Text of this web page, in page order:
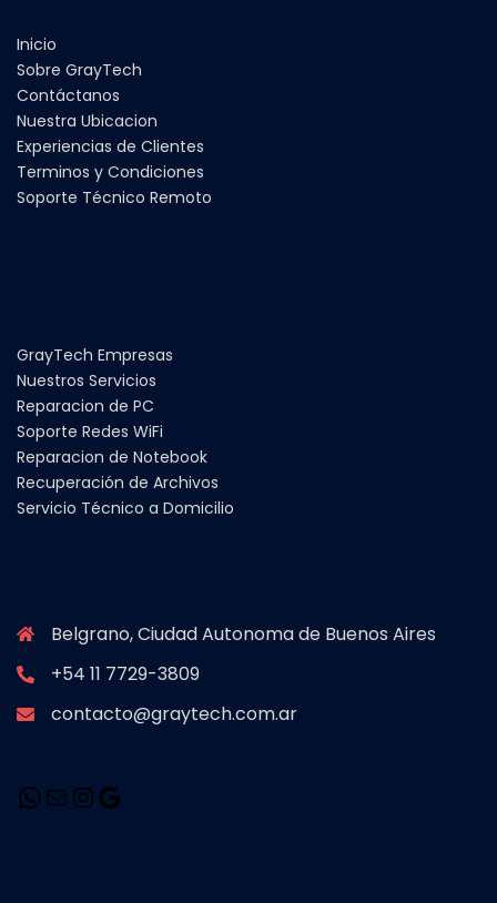
Inicio
Sobre GrayTech
Contáctanos
Nuestra Ubicacion
Experiencias de Clientes
Terminos y Condiciones
Soporte Técnico Remoto
GrayTech Empresas
Nuestros Servicios
Reparacion de PC
Soporte Redes WiFi
Reparacion de Notebook
Recuperación de Archivos
Servicio Técnico a Domicilio
Belgrano, Ciudad Autonoma de Buenos Aires
+54 11 7729-3809
contacto@graytech.com.ar